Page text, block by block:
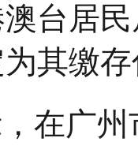
台居
其缴
在广